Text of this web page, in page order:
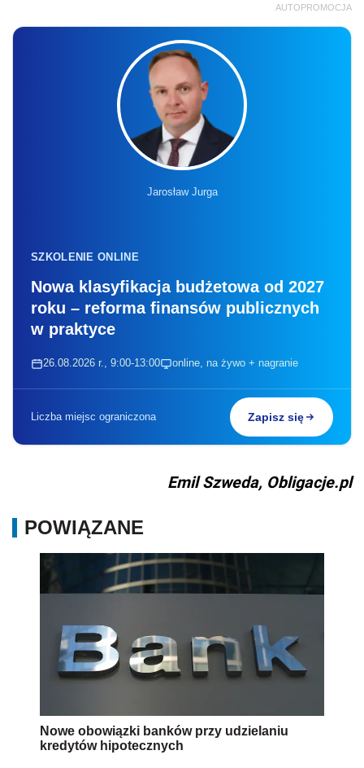
AUTOPROMOCJA
Jarosław Jurga
SZKOLENIE ONLINE
Nowa klasyfikacja budżetowa od 2027
roku – reforma finansów publicznych
w praktyce
26.08.2026 r., 9:00-13:00 online, na żywo + nagranie
Liczba miejsc ograniczona Zapisz się
Emil Szweda, Obligacje.pl
POWIĄZANE
Nowe obowiązki banków przy udzielaniu
kredytów hipotecznych